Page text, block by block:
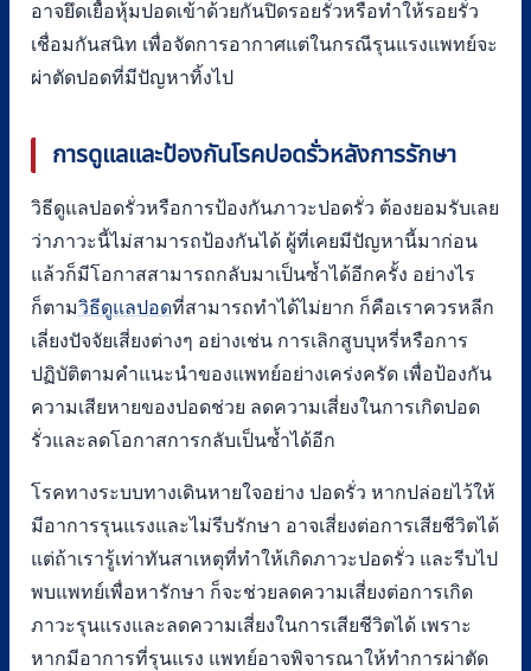
อาจยึดเยื้อหุ้มปอดเข้าด้วยกันปิดรอยรั่วหรือทำให้รอยรั่ว
เชื่อมกันสนิท เพื่อจัดการอากาศแต่ในกรณีรุนแรงแพทย์จะ
ผ่าตัดปอดที่มีปัญหาทิ้งไป
การดูแลและป้องกันโรคปอดรั่วหลังการรักษา
วิธีดูแลปอดรั่วหรือการป้องกันภาวะปอดรั่ว ต้องยอมรับเลย
ว่าภาวะนี้ไม่สามารถป้องกันได้ ผู้ที่เคยมีปัญหานี้มาก่อน
แล้วก็มีโอกาสสามารถกลับมาเป็นซ้ำได้อีกครั้ง อย่างไร
ก็ตามวิธีดูแลปอดที่สามารถทำได้ไม่ยาก ก็คือเราควรหลีก
เลี่ยงปัจจัยเสี่ยงต่างๆ อย่างเช่น การเลิกสูบบุหรี่หรือการ
ปฏิบัติตามคำแนะนำของแพทย์อย่างเคร่งครัด เพื่อป้องกัน
ความเสียหายของปอดช่วย ลดความเสี่ยงในการเกิดปอด
รั่วและลดโอกาสการกลับเป็นซ้ำได้อีก
โรคทางระบบทางเดินหายใจอย่าง ปอดรั่ว หากปล่อยไว้ให้
มีอาการรุนแรงและไม่รีบรักษา อาจเสี่ยงต่อการเสียชีวิตได้
แต่ถ้าเรารู้เท่าทันสาเหตุที่ทำให้เกิดภาวะปอดรั่ว และรีบไป
พบแพทย์เพื่อหารักษา ก็จะช่วยลดความเสี่ยงต่อการเกิด
ภาวะรุนแรงและลดความเสี่ยงในการเสียชีวิตได้ เพราะ
หากมีอาการที่รุนแรง แพทย์อาจพิจารณาให้ทำการผ่าตัด